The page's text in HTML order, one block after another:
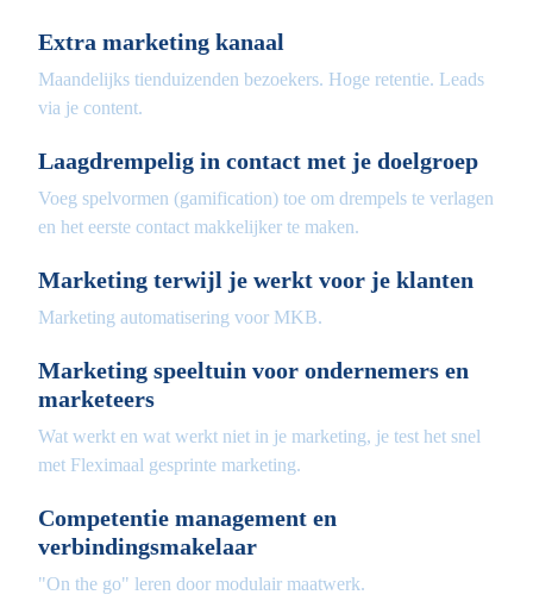
Extra marketing kanaal
Maandelijks tienduizenden bezoekers. Hoge retentie. Leads
via je content.
Laagdrempelig in contact met je doelgroep
Voeg spelvormen (gamification) toe om drempels te verlagen
en het eerste contact makkelijker te maken.
Marketing terwijl je werkt voor je klanten
Marketing automatisering voor MKB.
Marketing speeltuin voor ondernemers en
marketeers
Wat werkt en wat werkt niet in je marketing, je test het snel
met Fleximaal gesprinte marketing.
Competentie management en
verbindingsmakelaar
"On the go" leren door modulair maatwerk.